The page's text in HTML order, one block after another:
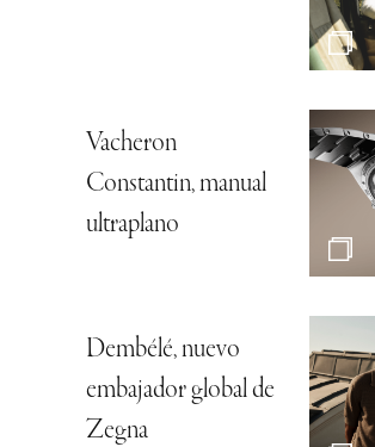
Vacheron
Constantin, manual
ultraplano
Dembélé, nuevo
embajador global de
Zegna